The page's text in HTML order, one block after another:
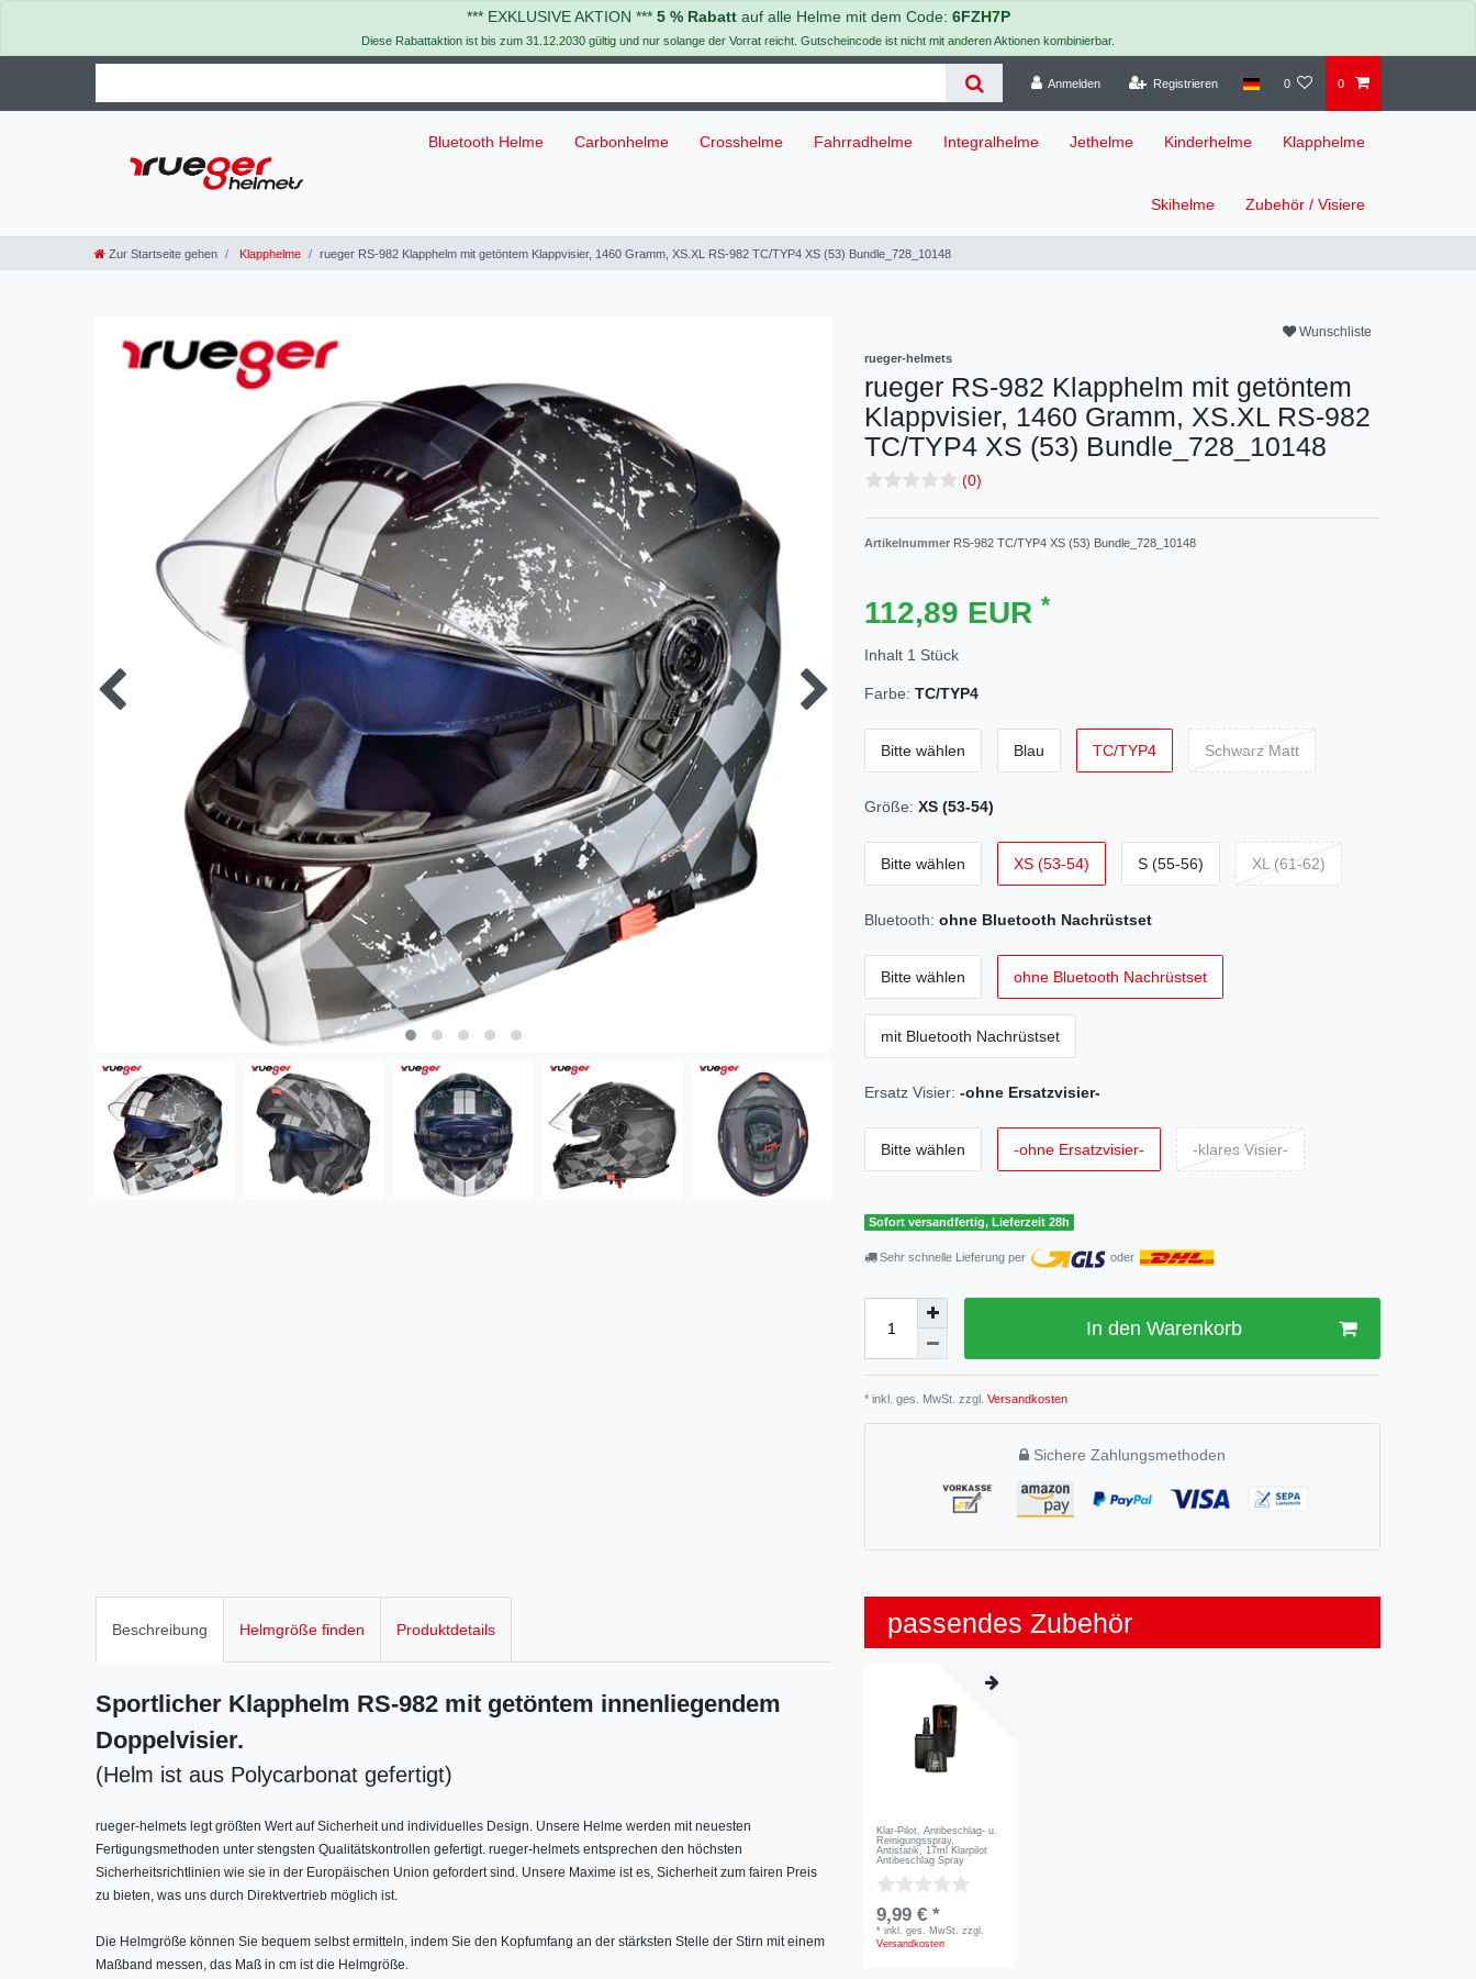
*** EXKLUSIVE AKTION *** 5 % Rabattauf alle Helme mit dem Code: 6FZH7P
Diese Rabattaktion ist bis zum 31.12.2030 gültig und nur solange der Vorrat reicht. Gutscheincode ist nicht mit anderen Aktionen kombinierbar.
Anmelden Registrieren 0 0
Bluetooth Helme Carbonhelme Crosshelme Fahrradhelme Integralhelme Jethelme Kinderhelme Klapphelme
Skihelme Zubehör / Visiere
Zur Startseite gehen Klapphelme rueger RS-982 Klapphelm mit getöntem Klappvisier, 1460 Gramm, XS.XL RS-982 TC/TYP4 XS (53) Bundle_728_10148
Wunschliste
rueger-helmets
rueger RS-982 Klapphelm mit getöntem
Klappvisier, 1460 Gramm, XS.XL RS-982
TC/TYP4 XS (53) Bundle_728_10148
(0)
Artikelnummer RS-982 TC/TYP4 XS (53) Bundle_728_10148
112,89 EUR *
Inhalt 1 Stück
Farbe: TC/TYP4
Bitte wählen Blau TC/TYP4 Schwarz Matt
Größe: XS (53-54)
Bitte wählen XS (53-54) S (55-56) XL (61-62)
Bluetooth: ohne Bluetooth Nachrüstset
Bitte wählen ohne Bluetooth Nachrüstset
mit Bluetooth Nachrüstset
Ersatz Visier: -ohne Ersatzvisier-
Bitte wählen -ohne Ersatzvisier- -klares Visier-
Sofort versandfertig, Lieferzeit 28h
Sehr schnelle Lieferung per oder
In den Warenkorb
* inkl. ges. MwSt. zzgl. Versandkosten
Sichere Zahlungsmethoden
Beschreibung Helmgröße finden Produktdetails
Sportlicher Klapphelm RS-982 mit getöntem innenliegendem
Doppelvisier.
(Helm ist aus Polycarbonat gefertigt)
rueger-helmets legt größten Wert auf Sicherheit und individuelles Design. Unsere Helme werden mit neuesten
Fertigungsmethoden unter stengsten Qualitätskontrollen gefertigt. rueger-helmets entsprechen den höchsten
Sicherheitsrichtlinien wie sie in der Europäischen Union gefordert sind. Unsere Maxime ist es, Sicherheit zum fairen Preis
zu bieten, was uns durch Direktvertrieb möglich ist.
Die Helmgröße können Sie bequem selbst ermitteln, indem Sie den Kopfumfang an der stärksten Stelle der Stirn mit einem
Maßband messen, das Maß in cm ist die Helmgröße.
passendes Zubehör
Klar-Pilot, Antibeschlag- u.
Reinigungsspray,
Antistatik, 17ml Klarpilot
Antibeschlag Spray
9,99 € *
*inkl. ges. MwSt. zzgl.
Versandkosten